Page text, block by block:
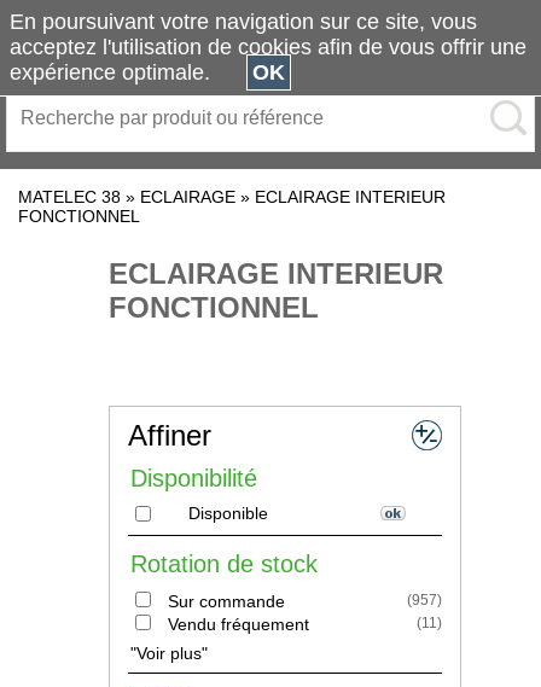
MATELEC 38 » ECLAIRAGE » ECLAIRAGE INTERIEUR
FONCTIONNEL
ECLAIRAGE INTERIEUR
FONCTIONNEL
Affiner
Disponibilité
Disponible
Rotation de stock
Sur commande (957)
Vendu fréquement (11)
"Voir plus"
En poursuivant votre navigation sur ce site, vous
acceptez l'utilisation de cookies afin de vous offrir une
expérience optimale.
OK